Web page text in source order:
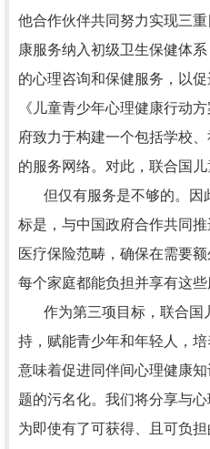
他合作伙伴共同努力实现三
康服务纳入初级卫生保健体
的心理咨询和保健服务，以
《儿童青少年心理健康行动
府致力于构建一个包括学校
的服务网络。对此，联合国
但仅有服务是不够的。因
标是，与中国政府合作共同
医疗保险范畴，确保在需要
每个家庭都能负担并享有这些
作为第三项目标，联合国
持，赋能青少年和年轻人，
意味着促进同伴间心理健康
题的污名化。我们将分享与
为即使有了可获得、且可负